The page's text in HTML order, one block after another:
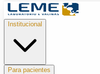
Institucional
Para pacientes